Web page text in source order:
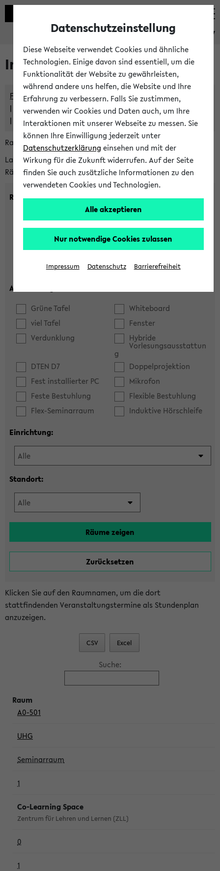
eKVV
Im eKVV verwaltete Räume
Freie Räume und Veranstaltungsüberschneidungen
Raumüberschneidungen
Hinweise der zentralen Raumvergabe
Raumanfragen:
raumvergabe@uni-bielefeld.de
Lassen Sie sich alle Räume anzeigen oder suchen Sie nach
Räumen mit bestimmten Eigenschaften:
Raumkriterien:
max. Plätze:
Ausstattung:
Grüne Tafel
Whiteboard
viel Tafel
Fenster
Verdunklung
Hybride
Vorlesungsausstattun
g
DTEN D7
Doppelprojektion
Fest installierter PC
Mikrofon
Feste Bestuhlung
Flexible Bestuhlung
Flex-Seminarraum
Induktive Hörschleife
Einrichtung:
Standort:
Klicken Sie auf den Raumnamen, um die dort
stattfindenden Veranstaltungstermine als Stundenplan
anzuzeigen.
CSV Excel
Suche:
A0-501
UHG
Seminarraum
1
Co-Learning Space
Zentrum für Lehren und Lernen (ZLL)
0
1
Datenschutzeinstellung
Diese Webseite verwendet Cookies und ähnliche
Technologien. Einige davon sind essentiell, um die
Funktionalität der Website zu gewährleisten,
während andere uns helfen, die Website und Ihre
Erfahrung zu verbessern. Falls Sie zustimmen,
verwenden wir Cookies und Daten auch, um Ihre
Interaktionen mit unserer Webseite zu messen. Sie
können Ihre Einwilligung jederzeit unter
Datenschutzerklärung einsehen und mit der
Wirkung für die Zukunft widerrufen. Auf der Seite
finden Sie auch zusätzliche Informationen zu den
verwendeten Cookies und Technologien.
Alle akzeptieren
Nur notwendige Cookies zulassen
Impressum Datenschutz Barrierefreiheit